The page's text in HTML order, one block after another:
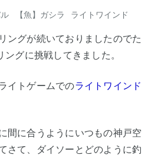
【魚】ガシラ ライトワインド
ングが続いておりましたのでた
グに挑戦してきました。
イトゲームでのライトワインド
間に合うようにいつもの神戸空
さて、ダイソーとどのように釣